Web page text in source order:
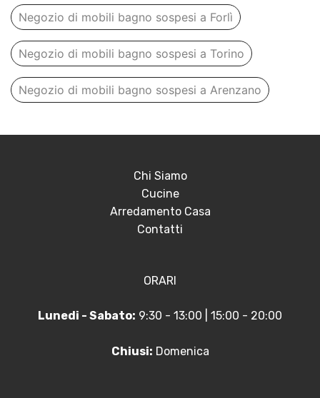
Negozio di mobili bagno sospesi a Forlì
Negozio di mobili bagno sospesi a Torino
Negozio di mobili bagno sospesi a Arenzano
Chi Siamo
Cucine
Arredamento Casa
Contatti
ORARI
Lunedi - Sabato: 9:30 - 13:00 | 15:00 - 20:00
Chiusi: Domenica